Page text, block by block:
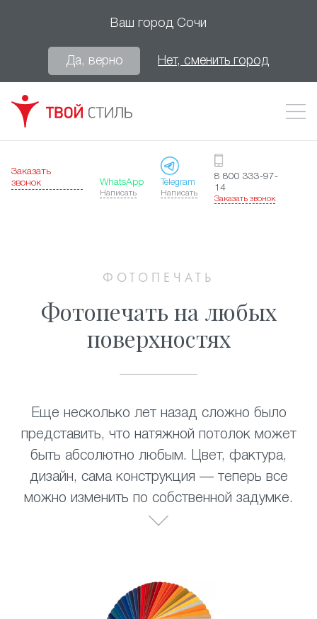
Ваш город Сочи
Да, верно Нет, сменить город
Заказать
звонок
WhatsApp
Написать
Telegram
Написать
8 800 333-97-
14
Заказать звонок
ФОТОПЕЧАТЬ
Фотопечать на любых
поверхностях
Еще несколько лет назад сложно было
представить, что натяжной потолок может
быть абсолютно любым. Цвет, фактура,
дизайн, сама конструкция — теперь все
можно изменить по собственной задумке.